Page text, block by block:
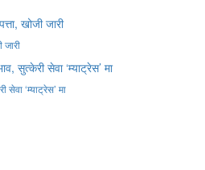
‘म्याट्रेस’ मा